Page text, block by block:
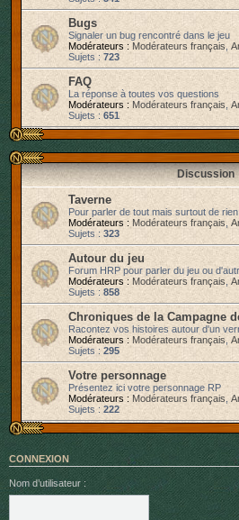
Bugs
Signaler un bug rencontré dans le jeu
Modérateurs : Modérateurs français
Sujets : 723
FAQ
La réponse à toutes vos questions
Modérateurs : Modérateurs français
Sujets : 651
Discussion
Taverne
Pour parler de tout mais surtout de rien
Modérateurs : Modérateurs français
Sujets : 323
Autour du jeu
Forum HRP pour parler du jeu ou
Modérateurs : Modérateurs français
Sujets : 858
Chroniques de la Campagne
Racontez vos histoires autour d'un
Modérateurs : Modérateurs français
Sujets : 295
Votre personnage
Présentez ici votre personnage RP
Modérateurs : Modérateurs français
Sujets : 222
CONNEXION
Nom d’utilisateur :